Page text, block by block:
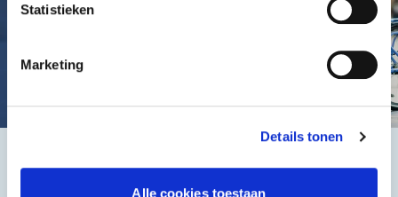
Statistieken
Marketing
Details tonen
Alle cookies toestaan
Het beste, de goedkoopste